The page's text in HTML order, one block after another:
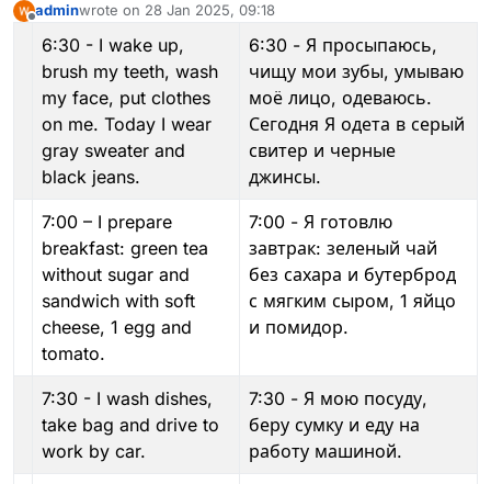
adminwrote on 28 Jan 2025, 09:18
last edited by admin
6:30 - I wake up,
brush my teeth, wash
my face, put clothes
on me. Today I wear
gray sweater and
black jeans.
6:30 - Я просыпаюсь,
чищу мои зубы, умываю
моё лицо, одеваюсь.
Сегодня Я одета в серый
свитер и черные
джинсы.
7:00 – I prepare
breakfast: green tea
without sugar and
sandwich with soft
cheese, 1 egg and
tomato.
7:00 - Я готовлю
завтрак: зеленый чай
без сахара и бутерброд
с мягким сыром, 1 яйцо
и помидор.
7:30 - I wash dishes,
take bag and drive to
work by car.
7:30 - Я мою посуду,
беру сумку и еду на
работу машиной.